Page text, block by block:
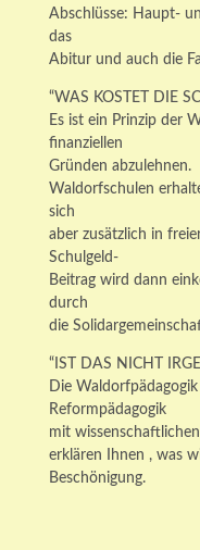
Abschlüsse: Haupt-
das
Abitur und auch die
“WAS KOSTET DIE
Es ist ein Prinzip der
finanziellen
Gründen abzulehnen.
Waldorfschulen
sich
aber zusätzlich in
Schulgeld-
Beitrag wird dann
durch
die
“IST DAS NICHT
Die
Reformpädagogik
mit
erklären Ihnen , was
Beschönigung.